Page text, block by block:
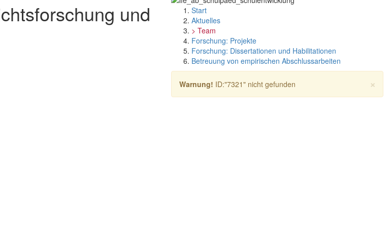
und
Start
Aktuelles
> Team
Forschung: Projekte
Forschung: Dissertationen und Habilitationen
Betreuung von empirischen Abschlussarbeiten
×
Warnung! ID:"7321" nicht gefunden